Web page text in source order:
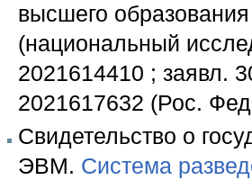
высшего
(национальный
2021614410 ; заявл.
2021617632 (Рос.
Свидетельство о
ЭВМ. Система